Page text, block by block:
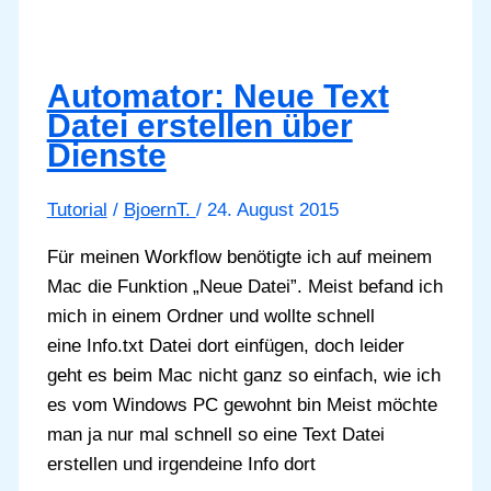
Automator: Neue Text
Datei erstellen über
Dienste
Tutorial / BjoernT. / 24. August 2015
Für meinen Workflow benötigte ich auf meinem
Mac die Funktion „Neue Datei”. Meist befand ich
mich in einem Ordner und wollte schnell
eine Info.txt Datei dort einfügen, doch leider
geht es beim Mac nicht ganz so einfach, wie ich
es vom Windows PC gewohnt bin Meist möchte
man ja nur mal schnell so eine Text Datei
erstellen und irgendeine Info dort